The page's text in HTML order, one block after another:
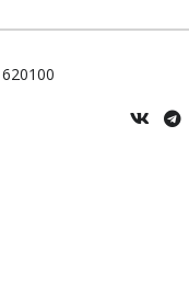
620100